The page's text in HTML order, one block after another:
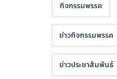
กิจกรรมพรรค
ข่าวกิจกรรมพรรค
ข่าวประชาสัมพันธ์